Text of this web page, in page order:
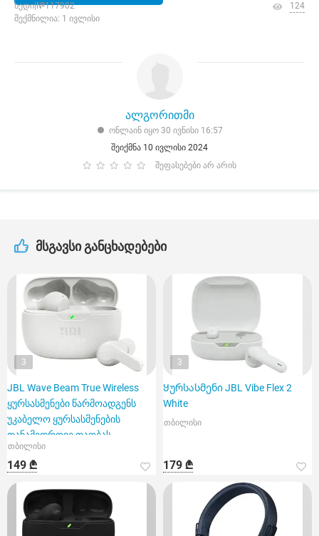
ხედი|№117902
შექმნილია: 1 ივლისი
124
ალგორითმი
ონლაინ იყო 30 ივნისი 16:57
შეიქმნა 10 ივლისი 2024
შეფასებები არ არის
მსგავსი განცხადებები
3
JBL Wave Beam True Wireless
ყურსასმენები წარმოადგენს
უკაბელო ყურსასმენების
თანამედროვე თაობას,
თბილისი
149 ₾
3
Ყურსასმენი JBL Vibe Flex 2
White
თბილისი
179 ₾